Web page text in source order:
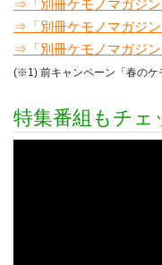
⇒「別冊ケモノマガジ
⇒「別冊ケモノマガジ
⇒「別冊ケモノマガジン
(※1) 前キャンペーン「春のケ
特集番組もチェ